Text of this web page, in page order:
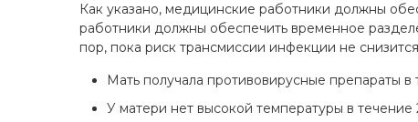
Как указано, медицинские работники должны
работники должны обеспечить временное
пор, пока риск трансмиссии инфекции не
Мать получала противовирусные препараты
У матери нет высокой температуры в